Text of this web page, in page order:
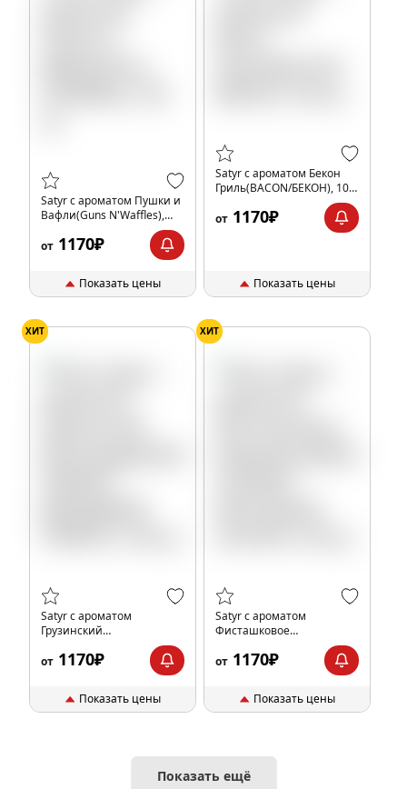
Satyr с ароматом Пушки и
Вафли(Guns N'Waffles),
от 1170₽
Показать цены
Satyr с ароматом Бекон
Гриль(BACON/БЕКОН), 100
от 1170₽
Показать цены
ХИТ
Satyr с ароматом
Грузинский
GRAPES/ДЖОРДЖИЯ
от 1170₽
Показать цены
ХИТ
Satyr с ароматом
Фисташковое
Мороженое(PISTACHIO
HUNTER/ФИСТАШИО
от 1170₽
Показать цены
Показать ещё